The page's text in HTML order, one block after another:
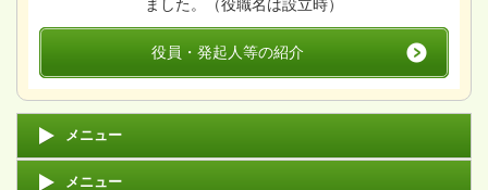
ました。（役職名は設立時）
役員・発起人等の紹介
メニュー
メニュー